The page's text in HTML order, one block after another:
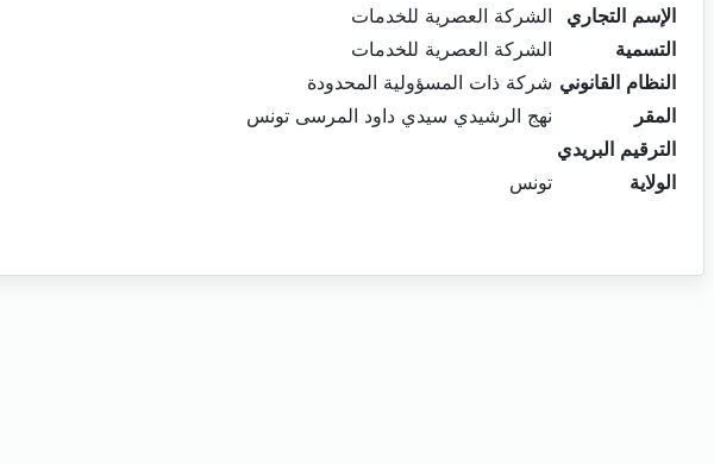
الإسم التجاري
الشركة العصرية للخدمات
التسمية
الشركة العصرية للخدمات
النظام القانوني شركة ذات المسؤولية المحدودة
المقر
نهج الرشيدي سيدي داود المرسى تونس
الترقيم البريدي
الولاية
تونس